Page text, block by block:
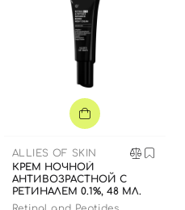
ALLIES OF SKIN
КРЕМ НОЧНОЙ
АНТИВОЗРАСТНОЙ С
РЕТИНАЛЕМ 0.1%, 48 МЛ.